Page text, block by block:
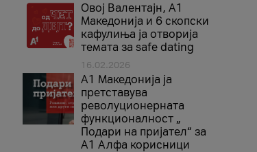
Овој Валентајн, A1
Македонија и 6 скопски
кафулиња ја отворија
темата за safe dating
16.02.2026
А1 Македонија ја
претставува
револуционерната
функционалност „
Подари на пријател“ за
А1 Алфа корисници